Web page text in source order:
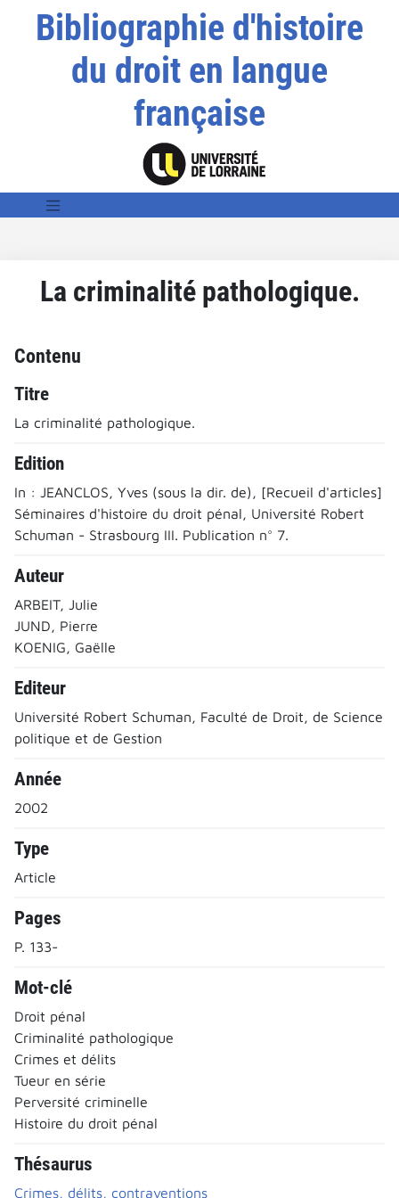
Bibliographie d'histoire
du droit en langue
française
La criminalité pathologique.
Contenu
Titre
La criminalité pathologique.
Edition
In : JEANCLOS, Yves (sous la dir. de), [Recueil d'articles]
Séminaires d'histoire du droit pénal, Université Robert
Schuman - Strasbourg III. Publication n° 7.
Auteur
ARBEIT, Julie
JUND, Pierre
KOENIG, Gaëlle
Editeur
Université Robert Schuman, Faculté de Droit, de Science
politique et de Gestion
Année
2002
Type
Article
Pages
P. 133-
Mot-clé
Droit pénal
Criminalité pathologique
Crimes et délits
Tueur en série
Perversité criminelle
Histoire du droit pénal
Thésaurus
Crimes, délits, contraventions